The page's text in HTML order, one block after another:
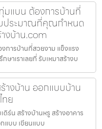
มแบน ต้องการบ้านที่
บประมาณที่คุณกำหนด
งบ้าน.com
การบ้านที่สวยงาม แข็งแรง
าเราเลยที่ รับเหมาสร้างบ
างบ้าน ออกแบบบ้าน
ทย
ร์น สร้างบ้านหรู สร้างอาคาร
แบบ เขียนแบบ